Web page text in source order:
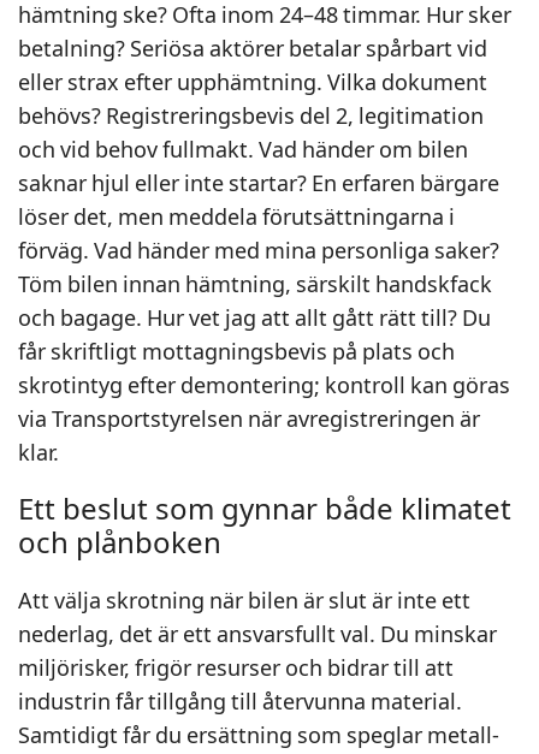
hämtning ske? Ofta inom 24–48 timmar. Hur sker
betalning? Seriösa aktörer betalar spårbart vid
eller strax efter upphämtning. Vilka dokument
behövs? Registreringsbevis del 2, legitimation
och vid behov fullmakt. Vad händer om bilen
saknar hjul eller inte startar? En erfaren bärgare
löser det, men meddela förutsättningarna i
förväg. Vad händer med mina personliga saker?
Töm bilen innan hämtning, särskilt handskfack
och bagage. Hur vet jag att allt gått rätt till? Du
får skriftligt mottagningsbevis på plats och
skrotintyg efter demontering; kontroll kan göras
via Transportstyrelsen när avregistreringen är
klar.
Ett beslut som gynnar både klimatet
och plånboken
Att välja skrotning när bilen är slut är inte ett
nederlag, det är ett ansvarsfullt val. Du minskar
miljörisker, frigör resurser och bidrar till att
industrin får tillgång till återvunna material.
Samtidigt får du ersättning som speglar metall-